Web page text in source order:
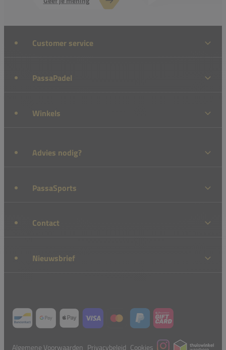
Customer service
PassaPadel
Winkels
Advies nodig?
PassaSports
Contact
Nieuwsbrief
Algemene Voorwaarden Privacybeleid Cookies